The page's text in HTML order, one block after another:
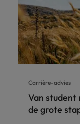
Carrière-advies
Van student
de grote